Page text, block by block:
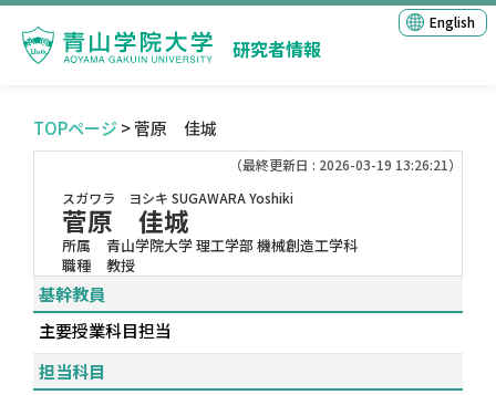
研究者情報
English
TOPページ > 菅原 佳城
（最終更新日 : 2026-03-19 13:26:21）
スガワラ ヨシキ SUGAWARA Yoshiki
菅原 佳城
所属
青山学院大学 理工学部 機械創造工学科
職種
教授
基幹教員
主要授業科目担当
担当科目